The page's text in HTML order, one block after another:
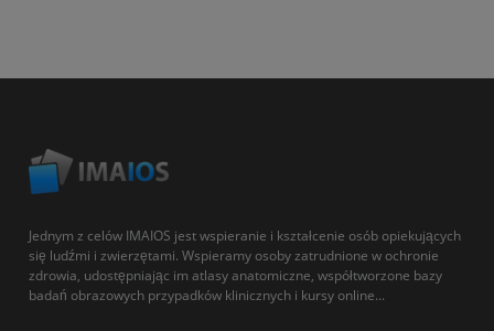
Jednym z celów IMAIOS jest wspieranie i kształcenie osób opiekujących
się ludźmi i zwierzętami. Wspieramy osoby zatrudnione w ochronie
zdrowia, udostępniając im atlasy anatomiczne, współtworzone bazy
badań obrazowych przypadków klinicznych i kursy online...